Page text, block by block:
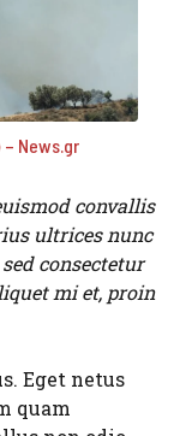
News.gr
convallis
ultrices nunc
consectetur
mi et, proin
Eget netus
quam